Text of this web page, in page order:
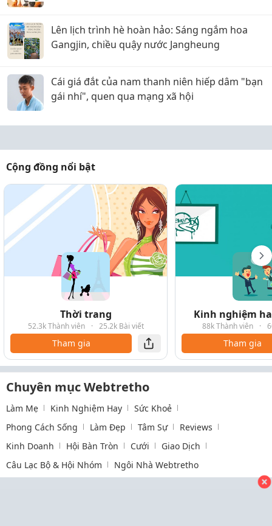
Lên lịch trình hè hoàn hảo: Sáng ngắm hoa
Gangjin, chiều quậy nước Jangheung
Cái giá đắt của nam thanh niên hiếp dâm "bạn
gái nhí", quen qua mạng xã hội
Cộng đồng nổi bật
Thời trang
52.3k Thành viên · 25.2k Bài viết
Tham gia
Kinh nghiệm
88k Thành viên ·
Tham gia
Chuyên mục Webtretho
Làm Mẹ Kinh Nghiệm Hay
Sức Khoẻ
Phong Cách Sống
Làm Đẹp Tâm Sự
Reviews
Kinh Doanh
Hội Bàn Tròn Cưới
Giao Dịch
Câu Lạc Bộ & Hội Nhóm
Ngôi Nhà Webtretho